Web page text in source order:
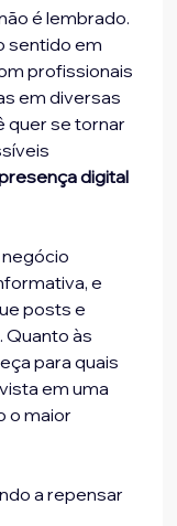
é lembrado.
sentido em
profissionais
em diversas
quer se tornar
digital
e
posts e
às
para quais
em uma
o maior
a repensar